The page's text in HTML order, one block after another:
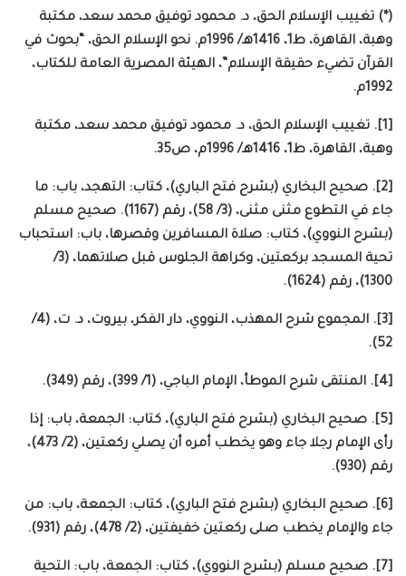
(*) تغييب الإسلام الحق، د. محمود توفيق محمد سعد، مكتبة
وهبة، القاهرة، ط1، 1416هـ/ 1996م. نحو الإسلام الحق، “بحوث في
القرآن تضيء حقيقة الإسلام”، الهيئة المصرية العامة للكتاب،
1992م.
[1]. تغييب الإسلام الحق، د. محمود توفيق محمد سعد، مكتبة
وهبة، القاهرة، ط1، 1416هـ/ 1996م، ص35.
[2]. صحيح البخاري (بشرح فتح الباري)، كتاب: التهجد، باب: ما
جاء في التطوع مثنى مثنى، (3/ 58)، رقم (1167). صحيح مسلم
(بشرح النووي)، كتاب: صلاة المسافرين وقصرها، باب: استحباب
تحية المسجد بركعتين، وكراهة الجلوس قبل صلاتهما، (3/
1300)، رقم (1624).
[3]. المجموع شرح المهذب، النووي، دار الفكر، بيروت، د. ت، (4/
52).
[4]. المنتقى شرح الموطأ، الإمام الباجي، (1/ 399)، رقم (349).
[5]. صحيح البخاري (بشرح فتح الباري)، كتاب: الجمعة، باب: إذا
رأى الإمام رجلا جاء وهو يخطب أمره أن يصلي ركعتين، (2/ 473)،
رقم (930).
[6]. صحيح البخاري (بشرح فتح الباري)، كتاب: الجمعة، باب: من
جاء والإمام يخطب صلى ركعتين خفيفتين، (2/ 478)، رقم (931).
[7]. صحيح مسلم (بشرح النووي)، كتاب: الجمعة، باب: التحية